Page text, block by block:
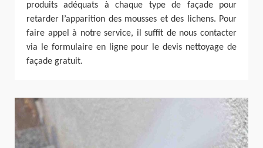
produits adéquats à chaque type de façade pour
retarder l’apparition des mousses et des lichens. Pour
faire appel à notre service, il suffit de nous contacter
via le formulaire en ligne pour le devis nettoyage de
façade gratuit.